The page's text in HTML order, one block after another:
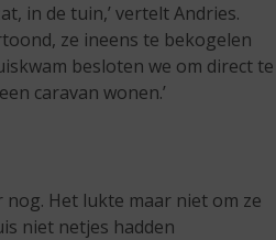
in de tuin,’ vertelt Andries.
ze ineens te bekogelen
besloten we om direct te
caravan wonen.’
Het lukte maar niet om ze
niet netjes hadden